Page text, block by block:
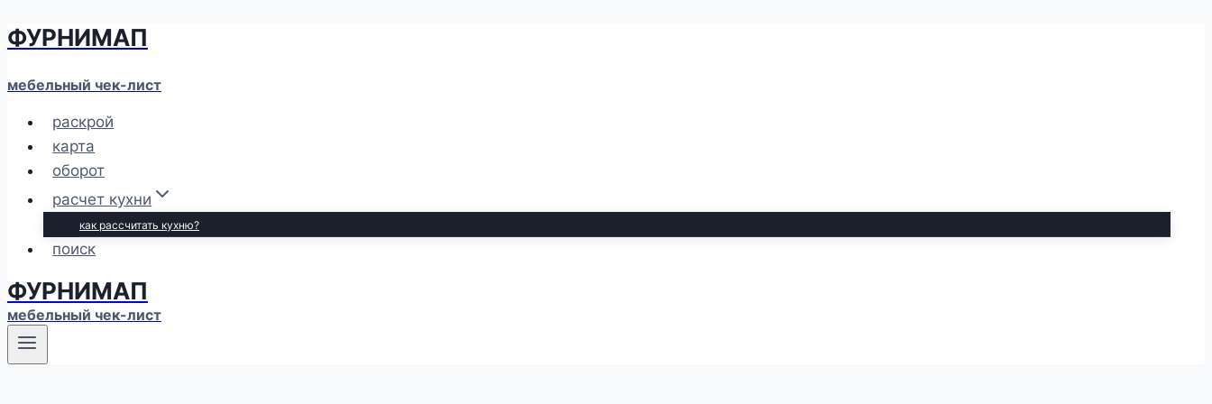
Перейти
содержимому
ФУРНИМАП
мебельный чек-лист
раскрой
карта
оборот
расчет кухни
как рассчитать кухню?
поиск
ФУРНИМАП
мебельный чек-лист